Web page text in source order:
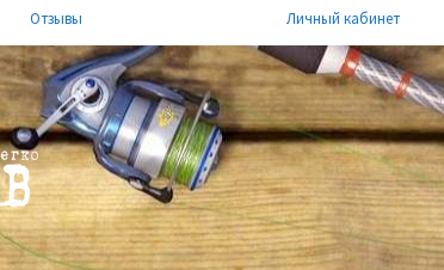
Отзывы Личный кабинет